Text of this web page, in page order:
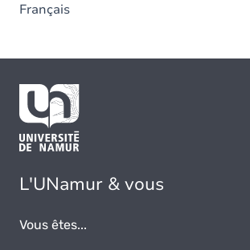
Français
L'UNamur & vous
Vous êtes...